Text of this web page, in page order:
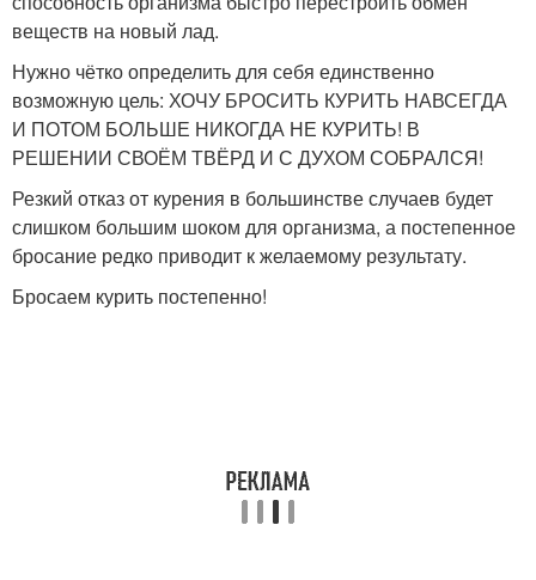
веществ на новый лад.
Нужно чётко определить для себя единственно
возможную цель: ХОЧУ БРОСИТЬ КУРИТЬ НАВСЕГДА
И ПОТОМ БОЛЬШЕ НИКОГДА НЕ КУРИТЬ! В
РЕШЕНИИ СВОЁМ ТВЁРД И С ДУХОМ СОБРАЛСЯ!
Резкий отказ от курения в большинстве случаев будет
слишком большим шоком для организма, а постепенное
бросание редко приводит к желаемому результату.
Бросаем курить постепенно!